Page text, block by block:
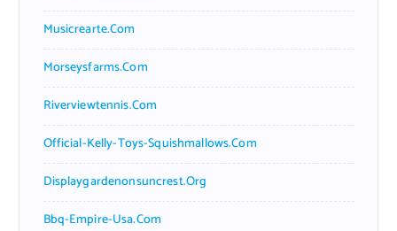
Musicrearte.com
Morseysfarms.com
Riverviewtennis.com
Official-Kelly-Toys-Squishmallows.com
Displaygardenonsuncrest.org
Bbq-Empire-Usa.com